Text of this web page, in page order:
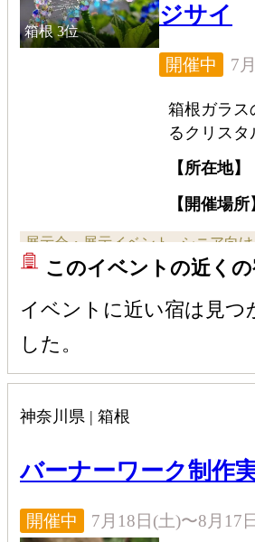
箱根 3位
ジサイ
開催中 7
箱根ガラス
るクリス
イ。太陽
1.4cm・約
ガラスが
【所在地】
【開催場所
展示会・展示イベント シニア向け
も・ファミリー向け 全般向け カ
このイベントの近く
イベントに近い宿は見つ
した。
神奈川県 | 箱根
バーナーワーク制作
開催中 7月18日(土)〜8月17